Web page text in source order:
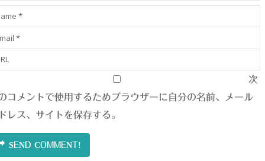
次
コメントで使用するためブラウザーに自分の名前、メール
レス、サイトを保存する。
SEND COMMENT!